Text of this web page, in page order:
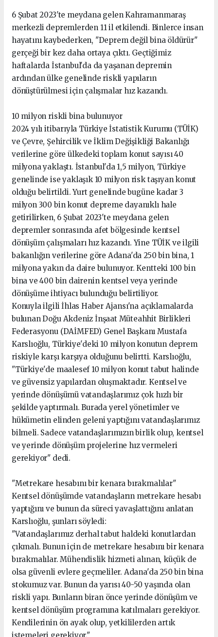
6 Şubat 2023'te meydana gelen Kahramanmaraş
merkezli depremlerden 11 il etkilendi. Binlerce insan
hayatını kaybederken, "Deprem değil bina öldürür"
gerçeği bir kez daha ortaya çıktı. Geçtiğimiz
haftalarda İstanbul'da da yaşanan depremin
ardından ülke genelinde riskli yapıların
dönüştürülmesi için çalışmalar hız kazandı.
10 milyon riskli bina bulunuyor
2024 yılı itibarıyla Türkiye İstatistik Kurumu (TÜİK)
ve Çevre, Şehircilik ve İklim Değişikliği Bakanlığı
verilerine göre ülkedeki toplam konut sayısı 40
milyona yaklaştı. İstanbul'da 1,5 milyon, Türkiye
genelinde ise yaklaşık 10 milyon risk taşıyan konut
olduğu belirtildi. Yurt genelinde bugüne kadar 3
milyon 300 bin konut depreme dayanıklı hale
getirilirken, 6 Şubat 2023'te meydana gelen
depremler sonrasında afet bölgesinde kentsel
dönüşüm çalışmaları hız kazandı. Yine TÜİK ve ilgili
bakanlığın verilerine göre Adana'da 250 bin bina, 1
milyona yakın da daire bulunuyor. Kentteki 100 bin
bina ve 400 bin dairenin kentsel veya yerinde
dönüşüme ihtiyacı bulunduğu belirtiliyor.
Konuyla ilgili İhlas Haber Ajansı'na açıklamalarda
bulunan Doğu Akdeniz İnşaat Müteahhit Birlikleri
Federasyonu (DAİMFED) Genel Başkanı Mustafa
Karslıoğlu, Türkiye'deki 10 milyon konutun deprem
riskiyle karşı karşıya olduğunu belirtti. Karslıoğlu,
"Türkiye'de maalesef 10 milyon konut tabut halinde
ve güvensiz yapılardan oluşmaktadır. Kentsel ve
yerinde dönüşümü vatandaşlarımız çok hızlı bir
şekilde yaptırmalı. Burada yerel yönetimler ve
hükümetin elinden geleni yaptığını vatandaşlarımız
bilmeli. Sadece vatandaşlarımızın birlik olup, kentsel
ve yerinde dönüşüm projelerine hız vermeleri
gerekiyor" dedi.
"Metrekare hesabını bir kenara bırakmalılar"
Kentsel dönüşümde vatandaşların metrekare hesabı
yaptığını ve bunun da süreci yavaşlattığını anlatan
Karslıoğlu, şunları söyledi:
"Vatandaşlarımız derhal tabut haldeki konutlardan
çıkmalı. Bunun için de metrekare hesabını bir kenara
bırakmalılar. Mühendislik hizmeti alınan, küçük de
olsa güvenli evlere geçmeliler. Adana'da 250 bin bina
stokumuz var. Bunun da yarısı 40-50 yaşında olan
riskli yapı. Bunların biran önce yerinde dönüşüm ve
kentsel dönüşüm programına katılmaları gerekiyor.
Kendilerinin ön ayak olup, yetkililerden artık